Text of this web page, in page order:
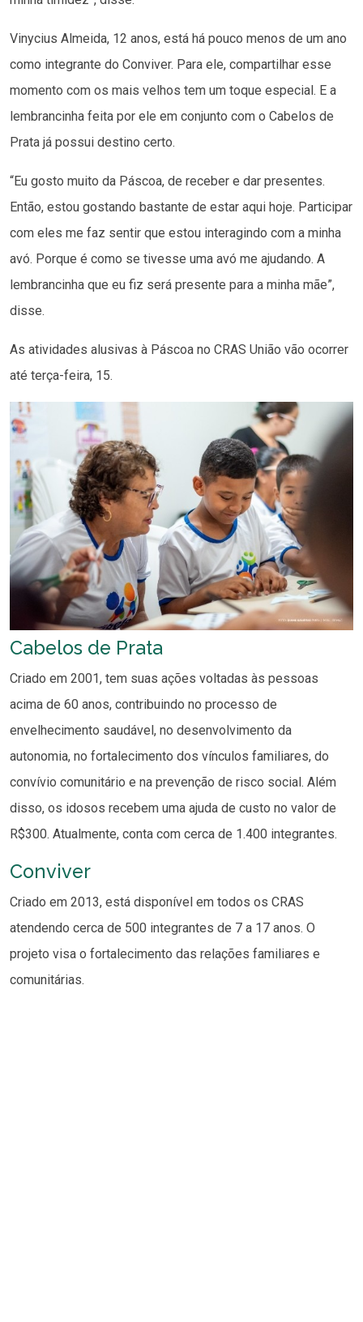
Vinycius Almeida, 12 anos, está há pouco menos de um ano
como integrante do Conviver. Para ele, compartilhar esse
momento com os mais velhos tem um toque especial. E a
lembrancinha feita por ele em conjunto com o Cabelos de
Prata já possui destino certo.
“Eu gosto muito da Páscoa, de receber e dar presentes.
Então, estou gostando bastante de estar aqui hoje. Participar
com eles me faz sentir que estou interagindo com a minha
avó. Porque é como se tivesse uma avó me ajudando. A
lembrancinha que eu fiz será presente para a minha mãe”,
disse.
As atividades alusivas à Páscoa no CRAS União vão ocorrer
até terça-feira, 15.
Cabelos de Prata
Criado em 2001, tem suas ações voltadas às pessoas
acima de 60 anos, contribuindo no processo de
envelhecimento saudável, no desenvolvimento da
autonomia, no fortalecimento dos vínculos familiares, do
convívio comunitário e na prevenção de risco social. Além
disso, os idosos recebem uma ajuda de custo no valor de
R$300. Atualmente, conta com cerca de 1.400 integrantes.
Conviver
Criado em 2013, está disponível em todos os CRAS
atendendo cerca de 500 integrantes de 7 a 17 anos. O
projeto visa o fortalecimento das relações familiares e
comunitárias.